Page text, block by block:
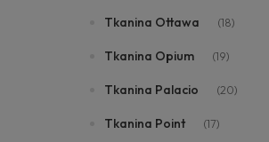
Tkanina Ottawa (18)
Tkanina Opium (19)
Tkanina Palacio (20)
Tkanina Point (17)